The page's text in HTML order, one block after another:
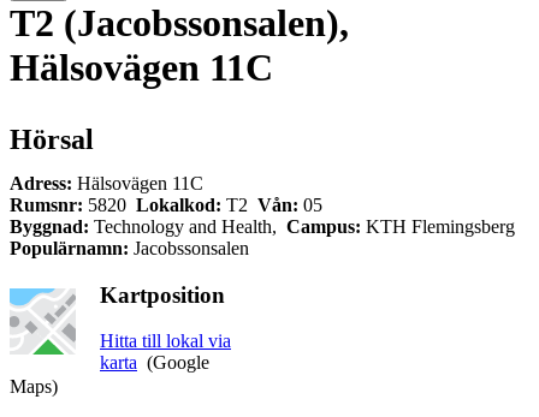
T2 (Jacobssonsalen),
Hälsovägen 11C
Hörsal
Adress: Hälsovägen 11C
Rumsnr: 5820 Lokalkod: T2 Vån: 05
Byggnad: Technology and Health, Campus: KTH Flemingsberg
Populärnamn: Jacobssonsalen
Kartposition
Hitta till lokal via
karta (Google
Maps)